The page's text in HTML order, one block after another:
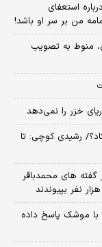
استعفای
من بر سر او باشد!
منوط به تصویب
خزر را نمی‌دهد
رشیدی کوچی: تا
در گفته های محمدباقر
با موشک پاسخ داده